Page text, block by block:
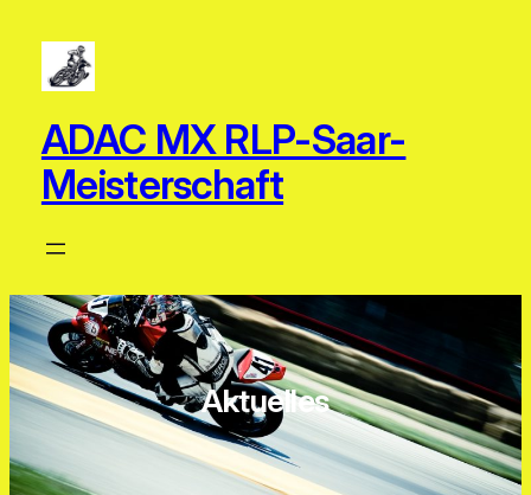
Inhalt
springen
ADAC MX RLP-Saar-
Meisterschaft
Aktuelles